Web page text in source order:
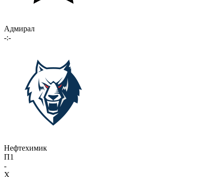
Адмирал
-:-
Нефтехимик
П1
-
X